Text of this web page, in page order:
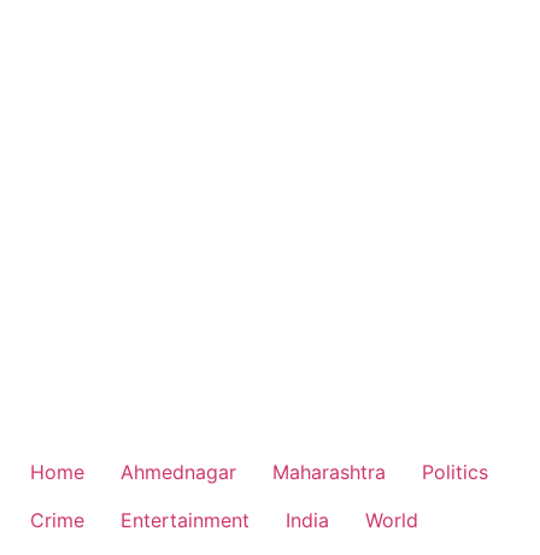
Home Ahmednagar Maharashtra
Politics
Crime
Entertainment India
World